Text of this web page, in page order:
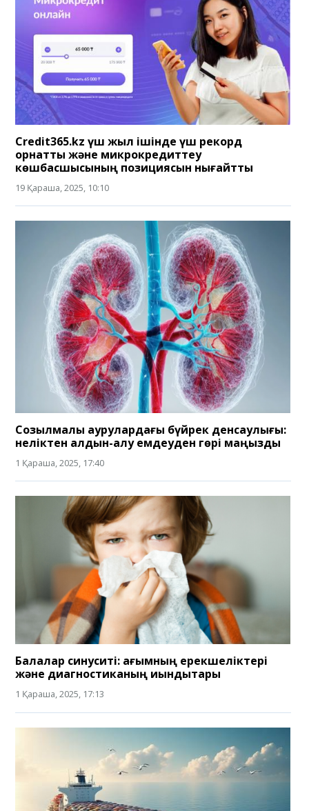
Credit365.kz үш жыл ішінде үш рекорд
орнатты және микрокредиттеу
көшбасшысының позициясын нығайтты
19 Қараша, 2025, 10:10
Созылмалы аурулардағы бүйрек денсаулығы:
неліктен алдын-алу емдеуден гөрі маңызды
1 Қараша, 2025, 17:40
Балалар синуситі: ағымның ерекшеліктері
және диагностиканың қиындықтары
1 Қараша, 2025, 17:13